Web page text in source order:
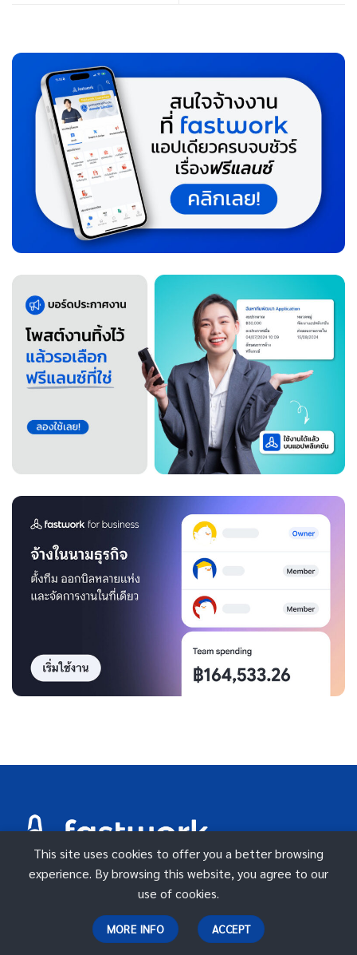
ออกแบบกราฟฟิค
สถาปัตย์และวิศวกรรม
This site uses cookies to offer you a better browsing
experience. By browsing this website, you agree to our
use of cookies.
MORE INFO ACCEPT